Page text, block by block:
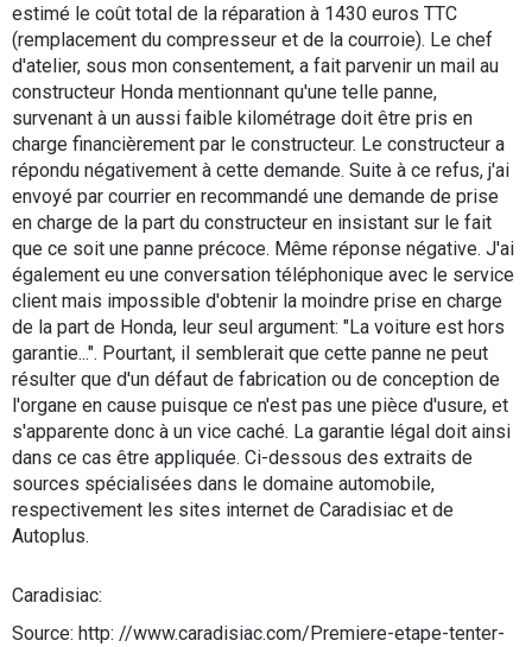
Moto
Marques
estimé le coût total de la réparation à 1430 euros TTC
(remplacement du compresseur et de la courroie). Le chef
d'atelier, sous mon consentement, a fait parvenir un mail au
constructeur Honda mentionnant qu'une telle panne,
survenant à un aussi faible kilométrage doit être pris en
charge financièrement par le constructeur. Le constructeur a
répondu négativement à cette demande. Suite à ce refus, j'ai
envoyé par courrier en recommandé une demande de prise
en charge de la part du constructeur en insistant sur le fait
que ce soit une panne précoce. Même réponse négative. J'ai
également eu une conversation téléphonique avec le service
client mais impossible d'obtenir la moindre prise en charge
de la part de Honda, leur seul argument: "La voiture est hors
garantie...". Pourtant, il semblerait que cette panne ne peut
résulter que d'un défaut de fabrication ou de conception de
l'organe en cause puisque ce n'est pas une pièce d'usure, et
s'apparente donc à un vice caché. La garantie légal doit ainsi
dans ce cas être appliquée. Ci-dessous des extraits de
sources spécialisées dans le domaine automobile,
respectivement les sites internet de Caradisiac et de
Autoplus.
Caradisiac:
Source: http: //www.caradisiac.com/Premiere-etape-tenter-